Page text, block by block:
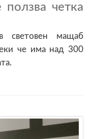
четка
мащаб
че има над 300